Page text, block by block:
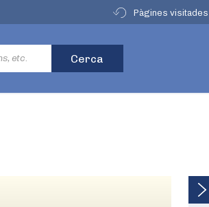
Pàgines visitades